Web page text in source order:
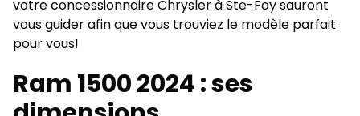
votre concessionnaire Chrysler à Ste-Foy sauront
vous guider afin que vous trouviez le modèle parfait
pour vous!
Ram 1500 2024 : ses